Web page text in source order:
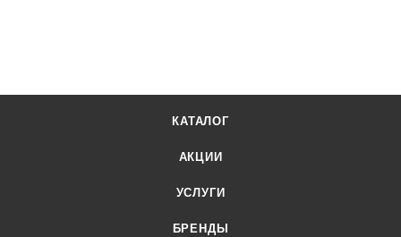
КАТАЛОГ
АКЦИИ
УСЛУГИ
БРЕНДЫ